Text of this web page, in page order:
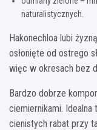
naturalistycznych.
Hakonechloa lubi
osłonięte od ostrego
więc w okresach bez
Bardzo dobrze
ciemiernikami. Idealna
cienistych rabat przy